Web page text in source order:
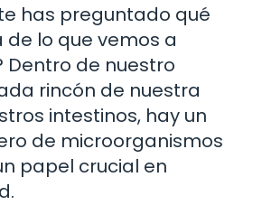
has preguntado qué
de lo que vemos a
Dentro de nuestro
rincón de nuestra
intestinos, hay un
de microorganismos
papel crucial en